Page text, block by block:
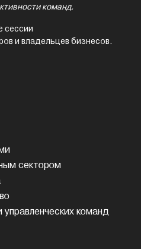
команд.
сессии
и владельцев бизнесов.
сектором
команд